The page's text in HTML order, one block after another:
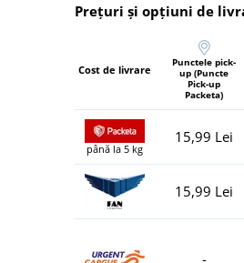
Prețuri și opțiuni de
Cost de livrare
Punctele pick-
up (Puncte
Pick-up
Packeta)
până la 5 kg
15,99 Lei
15,99 Lei
-